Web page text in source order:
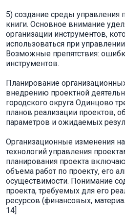
5) создание среды управления
книги. Основное внимание
организации инструментов,
использоваться при
Возможные препятствия:
инструментов.
Планирование
внедрению проектной
городского округа Одинцово
планов реализации проектов,
параметров и ожидаемых
Организационные изменения
технологий управления
планирования проекта
объема работ по проекту, его
осуществимости. Понимание
проекта, требуемых для его
ресурсов (финансовых,
14]